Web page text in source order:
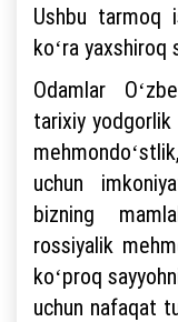
Ushbu tarmoq
koʻra yaxshiroq
Odamlar
tarixiy yodgorlik
uchun
bizning
rossiyalik
koʻproq
uchun nafaqat